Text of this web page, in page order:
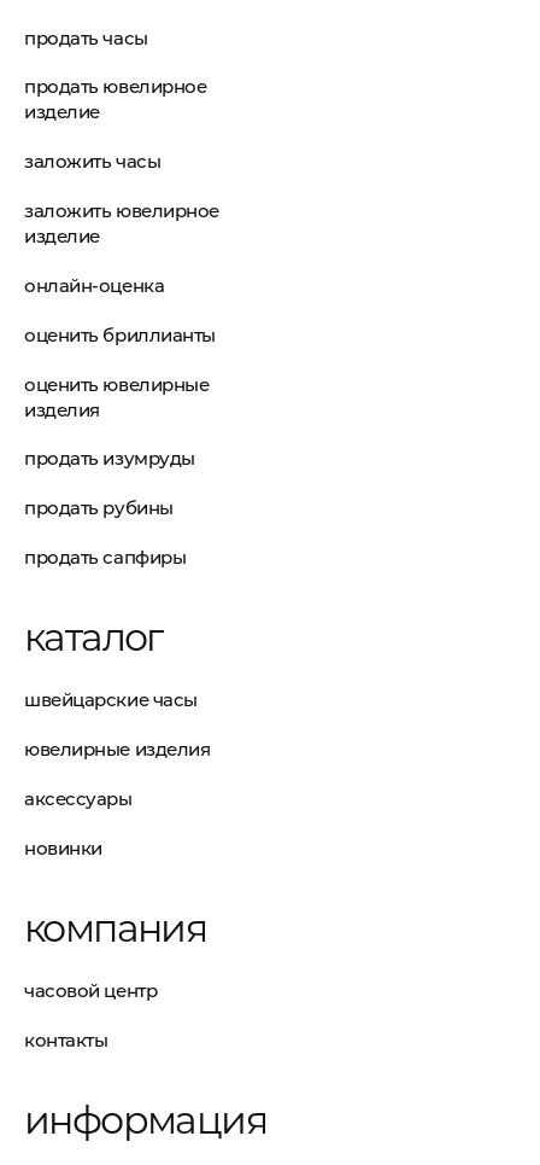
продать часы
продать ювелирное
изделие
заложить часы
заложить ювелирное
изделие
онлайн-оценка
оценить бриллианты
оценить ювелирные
изделия
продать изумруды
продать рубины
продать сапфиры
каталог
швейцарские часы
ювелирные изделия
аксессуары
новинки
компания
часовой центр
контакты
информация